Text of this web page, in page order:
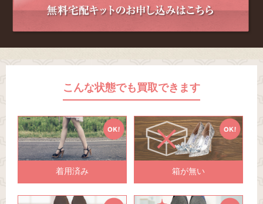
こんな状態でも買取できます
着用済み 箱が無い